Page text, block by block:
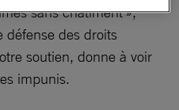
sans châtiment »,
défense des droits
soutien, donne à voir
impunis.